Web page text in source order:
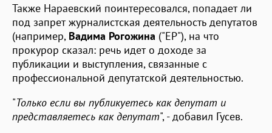
Также Нараевский поинтересовался, попадает ли
под запрет журналистская деятельность депутатов
(например, Вадима Рогожина ("ЕР"), на что
прокурор сказал: речь идет о доходе за
публикации и выступления, связанные с
профессиональной депутатской деятельностью.
"Только если вы публикуетесь как депутат и
представляетесь как депутат", - добавил Гусев.